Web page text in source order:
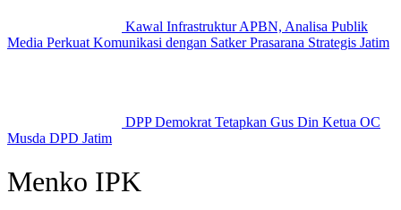
Kawal Infrastruktur APBN, Analisa Publik
Media Perkuat Komunikasi dengan Satker Prasarana Strategis Jatim
DPP Demokrat Tetapkan Gus Din Ketua OC
Musda DPD Jatim
Menko IPK